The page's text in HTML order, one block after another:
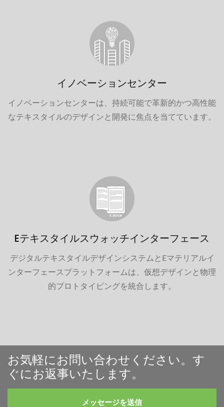
イノベーションセンター
イノベーションセンターは、持続可能で革新的かつ高性能
なテキスタイルのデザインと開発に焦点を当てています。
Eテキスタイルスウォッチインターフェース
デジタルテキスタイルデザインシステムとEマテリアルイ
ンターフェースプラットフォームは、仮想デザインと物理
的プロトタイピングを統合します。
お気軽にお問い合わせください。す
ぐにお返事いたします。
メッセージを送信